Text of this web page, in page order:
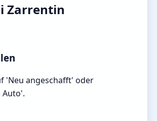
Zarrentin
'Neu angeschafft' oder
Auto'.